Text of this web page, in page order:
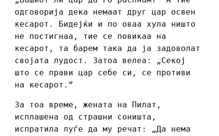
одговорија дека немаат друг цар освен
кесарот. Бидејќи и по оваа хула ништо
не постигнаа, тие се повикаа на
кесарот, та барем така да ја задоволат
својата лудост. Затоа велеа: „Секој
што се прави цар себе си, се противи
на кесарот.”
За тоа време, жената на Пилат,
исплашена од страшни соништа,
испратила луѓе да му речат: „Да нема